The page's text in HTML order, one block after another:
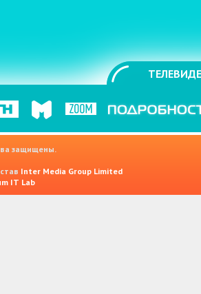
защищены.
Inter Media Group Limited
IT Lab